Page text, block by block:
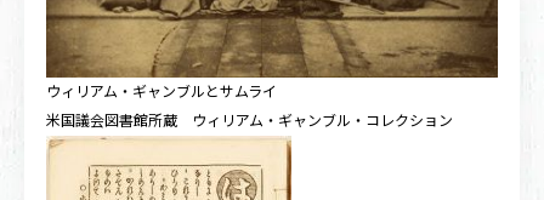
ウィリアム・ギャンブルとサムライ
米国議会図書館所蔵 ウィリアム・ギャンブル・コレクション